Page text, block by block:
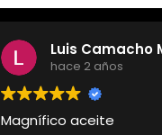
hace 2 años
Magnífico aceite